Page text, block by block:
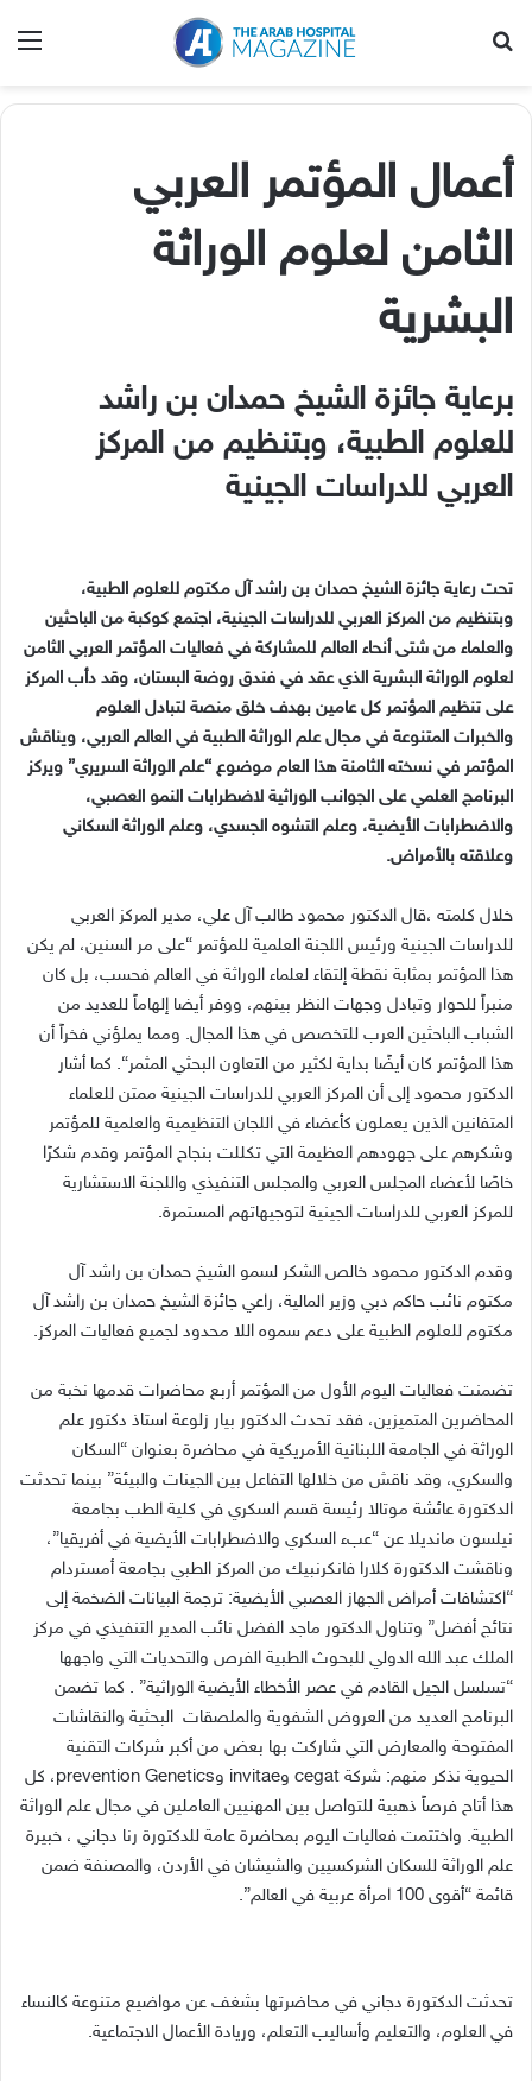
أعمال المؤتمر العربي
الثامن لعلوم الوراثة
البشرية
برعاية جائزة الشيخ حمدان بن راشد
للعلوم الطبية، وبتنظيم من المركز
العربي للدراسات الجينية
تحت رعاية جائزة الشيخ حمدان بن راشد آل مكتوم للعلوم الطبية،
وبتنظيم من المركز العربي للدراسات الجينية، اجتمع كوكبة من الباحثين
والعلماء من شتى أنحاء العالم للمشاركة في فعاليات المؤتمر العربي الثامن
لعلوم الوراثة البشرية الذي عقد في فندق روضة البستان، وقد دأب المركز
على تنظيم المؤتمر كل عامين بهدف خلق منصة لتبادل العلوم
والخبرات المتنوعة في مجال علم الوراثة الطبية في العالم العربي، ويناقش
المؤتمر في نسخته الثامنة هذا العام موضوع “علم الوراثة السريري” ويركز
البرنامج العلمي على الجوانب الوراثية لاضطرابات النمو العصبي،
والاضطرابات الأيضية، وعلم التشوه الجسدي، وعلم الوراثة السكاني
وعلاقته بالأمراض.
خلال كلمته ،قال الدكتور محمود طالب آل علي، مدير المركز العربي
للدراسات الجينية ورئيس اللجنة العلمية للمؤتمر “على مر السنين، لم يكن
هذا المؤتمر بمثابة نقطة إلتقاء لعلماء الوراثة في العالم فحسب، بل كان
منبراً للحوار وتبادل وجهات النظر بينهم، ووفر أيضا إلهاماً للعديد من
الشباب الباحثين العرب للتخصص في هذا المجال. ومما يملؤني فخراً أن
هذا المؤتمر كان أيضًا بداية لكثير من التعاون البحثي المثمر“. كما أشار
الدكتور محمود إلى أن المركز العربي للدراسات الجينية ممتن للعلماء
المتفانين الذين يعملون كأعضاء في اللجان التنظيمية والعلمية للمؤتمر
وشكرهم على جهودهم العظيمة التي تكللت بنجاح المؤتمر وقدم شكرًا
خاصًا لأعضاء المجلس العربي والمجلس التنفيذي واللجنة الاستشارية
للمركز العربي للدراسات الجينية لتوجيهاتهم المستمرة.
وقدم الدكتور محمود خالص الشكر لسمو الشيخ حمدان بن راشد آل
مكتوم نائب حاكم دبي وزير المالية، راعي جائزة الشيخ حمدان بن راشد آل
مكتوم للعلوم الطبية على دعم سموه اللا محدود لجميع فعاليات المركز.
تضمنت فعاليات اليوم الأول من المؤتمر أربع محاضرات قدمها نخبة من
المحاضرين المتميزين، فقد تحدث الدكتور بيار زلوعة استاذ دكتور علم
الوراثة في الجامعة اللبنانية الأمريكية في محاضرة بعنوان “السكان
والسكري، وقد ناقش من خلالها التفاعل بين الجينات والبيئة” بينما تحدثت
الدكتورة عائشة موتالا رئيسة قسم السكري في كلية الطب بجامعة
نيلسون مانديلا عن “عبء السكري والاضطرابات الأيضية في أفريقيا”،
وناقشت الدكتورة كلارا فانكرنبيك من المركز الطبي بجامعة أمستردام
“اكتشافات أمراض الجهاز العصبي الأيضية: ترجمة البيانات الضخمة إلى
نتائج أفضل” وتناول الدكتور ماجد الفضل نائب المدير التنفيذي في مركز
الملك عبد الله الدولي للبحوث الطبية الفرص والتحديات التي واجهها
“تسلسل الجيل القادم في عصر الأخطاء الأيضية الوراثية” . كما تضمن
البرنامج العديد من العروض الشفوية والملصقات البحثية والنقاشات
المفتوحة والمعارض التي شاركت بها بعض من أكبر شركات التقنية
الحيوية نذكر منهم: شركة cegat وinvitae وprevention Genetics، كل
هذا أتاح فرصاً ذهبية للتواصل بين المهنيين العاملين في مجال علم الوراثة
الطبية. واختتمت فعاليات اليوم بمحاضرة عامة للدكتورة رنا دجاني ، خبيرة
علم الوراثة للسكان الشركسيين والشيشان في الأردن، والمصنفة ضمن
قائمة “أقوى 100 امرأة عربية في العالم”.
تحدثت الدكتورة دجاني في محاضرتها بشغف عن مواضيع متنوعة كالنساء
في العلوم، والتعليم وأساليب التعلم، وريادة الأعمال الاجتماعية.